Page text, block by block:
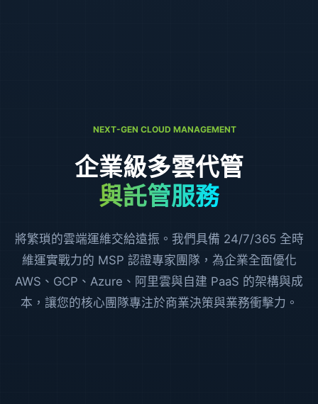
NEXT-GEN CLOUD MANAGEMENT
企業級多雲代管
與託管服務
將繁瑣的雲端運維交給遠振。我們具備 24/7/365 全時
維運實戰力的 MSP 認證專家團隊，為企業全面優化
AWS、GCP、Azure、阿里雲與自建 PaaS 的架構與成
本，讓您的核心團隊專注於商業決策與業務衝擊力。